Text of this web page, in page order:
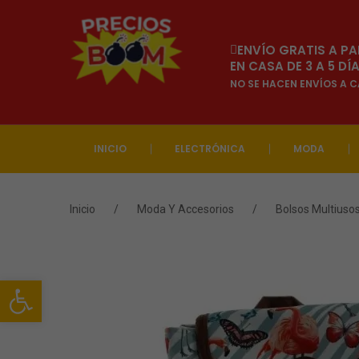
Abrir barra de herramientas
ENVÍO GRATIS A
EN CASA DE 3 A 5
NO SE HACEN ENVÍOS A
INICIO ELECTRÓNICA MODA
Inicio / Moda Y Accesorios / Bolsos Multiusos